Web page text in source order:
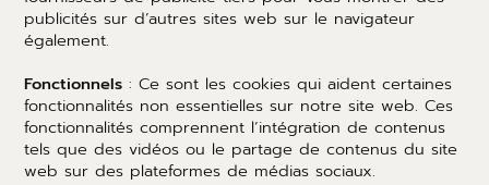
publicités sur d’autres sites web sur le navigateur
également.
Fonctionnels : Ce sont les cookies qui aident certaines
fonctionnalités non essentielles sur notre site web. Ces
fonctionnalités comprennent l’intégration de contenus
tels que des vidéos ou le partage de contenus du site
web sur des plateformes de médias sociaux.